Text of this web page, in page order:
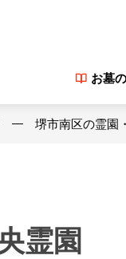
お墓
堺市南区の霊園
霊園